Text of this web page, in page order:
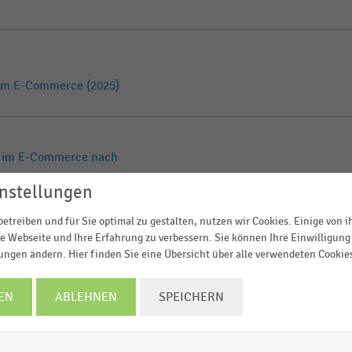
E-Commerce (2025)
E-Commerce nach
im E-Commerce nach
Commerce (2024)
und für Sie optimal zu gestalten, nutzen wir Cookies. Einige von
Webseite und Ihre Erfahrung zu verbessern. Sie können Ihre
ändern. Hier finden Sie eine Übersicht über alle verwendeten
ABLEHNEN SPEICHERN